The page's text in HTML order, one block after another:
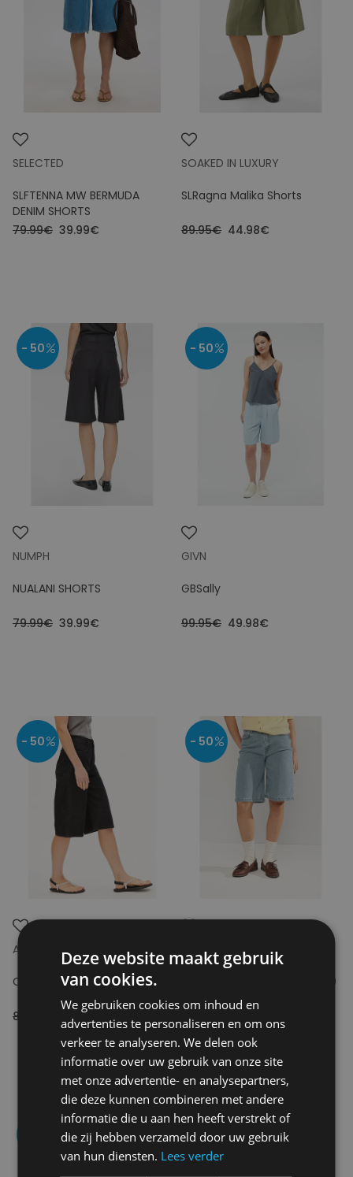
SELECTED
SLFTENNA MW BERMUDA
DENIM SHORTS
79.99€ 39.99€
SOAKED IN LUXURY
SLRagna Malika Shorts
89.95€ 44.98€
NUMPH
NUALANI SHORTS
79.99€ 39.99€
- 50
GIVN
GBSally
99.95€ 49.98€
- 50
ARMEDANGELS
CITY DENIM SHORT
89.90€ 44.95€
- 50
NUMPH
NUBARCELONA SHORTS B3010
79.99€
- 50
Deze website maakt gebruik
van cookies.
We gebruiken cookies om inhoud en
advertenties te personaliseren en om ons
verkeer te analyseren. We delen ook
informatie over uw gebruik van onze site
met onze advertentie- en analysepartners,
die deze kunnen combineren met andere
informatie die u aan hen heeft verstrekt of
die zij hebben verzameld door uw gebruik
van hun diensten. Lees verder